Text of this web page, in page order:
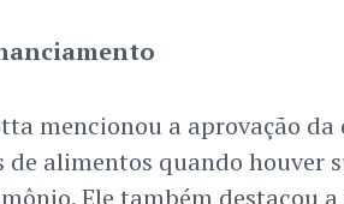
mencionou a aprovação
de alimentos quando houver